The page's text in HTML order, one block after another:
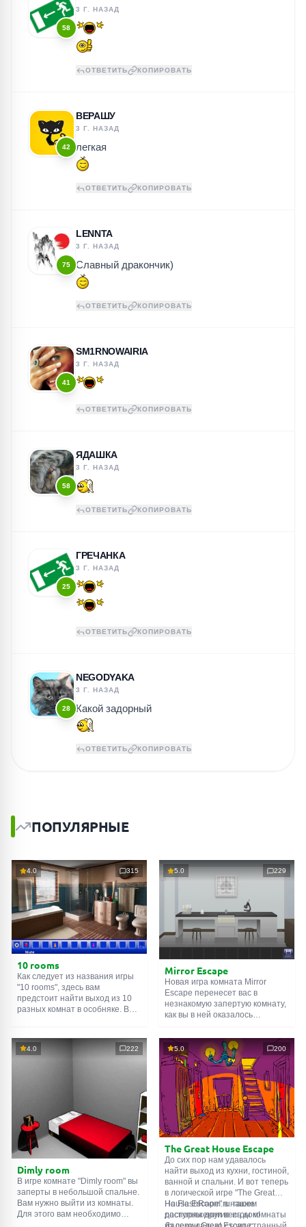
58
3 Г. НАЗАД
ОТВЕТИТЬ КОПИРОВАТЬ
42
ВЕРАШУ
3 Г. НАЗАД
легкая
ОТВЕТИТЬ КОПИРОВАТЬ
75
LENNTA
3 Г. НАЗАД
Славный дракончик)
ОТВЕТИТЬ КОПИРОВАТЬ
41
SM1RNOWAIRIA
3 Г. НАЗАД
ОТВЕТИТЬ КОПИРОВАТЬ
58
ЯДАШКА
3 Г. НАЗАД
ОТВЕТИТЬ КОПИРОВАТЬ
25
ГРЕЧАНКА
3 Г. НАЗАД
ОТВЕТИТЬ КОПИРОВАТЬ
28
NEGODYAKA
3 Г. НАЗАД
Какой задорный
ОТВЕТИТЬ КОПИРОВАТЬ
ПОПУЛЯРНЫЕ
4.0 315
10 rooms
Как следует из названия игры
"10 rooms", здесь вам
предстоит найти выход из 10
разных комнат в особняке. В
их, чтобы выйти. Выход из
одной комнаты является
5.0 229
Mirror Escape
Новая игра комната Mirror
Escape перенесет вас в
незнакомую запертую комнату,
как вы в ней оказалось
смекалки попробуйте решить
все, приготовленные авторами
для вас, головоломки и найти
выход на свободу.
Внимательно осмотрите
помещение, возможно вы
сможете найти какие-нибудь
подсказки. Желаем удачи!
4.0 222
Dimly room
В игре комнате "Dimly room" вы
заперты в небольшой спальне.
Вам нужно выйти из комнаты.
Для этого вам необходимо
5.0 200
The Great House Escape
До сих пор нам удавалось
найти выход из кухни, гостиной,
ванной и спальни. И вот теперь
в логической игре "The Great
House Escape" в нашем
распоряжении весь дом!
На FlashRoom.ru также
доступны другие игры комнаты